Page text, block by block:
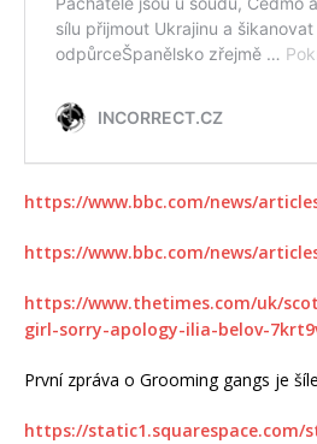
https://www.bbc.com/news/
https://www.bbc.com/news/
https://www.thetimes.com/uk/
girl-sorry-apology-ilia-belov-
První zpráva o Grooming gangs je
https://static1.squarespace.com/